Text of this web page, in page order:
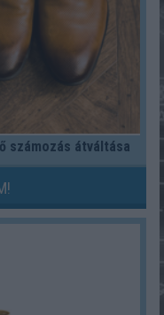
számozás átváltása